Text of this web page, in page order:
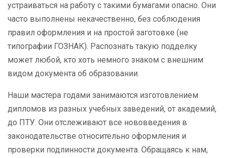
устраиваться на работу с такими бумагами опасно. Они
часто выполнены некачественно, без соблюдения
правил оформления и на простой заготовке (не
типографии ГОЗНАК). Распознать такую подделку
может любой, кто хоть немного знаком с внешним
видом документа об образовании.
Наши мастера годами занимаются изготовлением
дипломов из разных учебных заведений, от академий,
до ПТУ. Они отслеживают все нововведения в
законодательстве относительно оформления и
проверки подлинности документа. Обращаясь к нам,